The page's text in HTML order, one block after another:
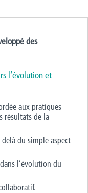
des
l’évolution et
aux pratiques
résultats de la
du simple aspect
l’évolution du